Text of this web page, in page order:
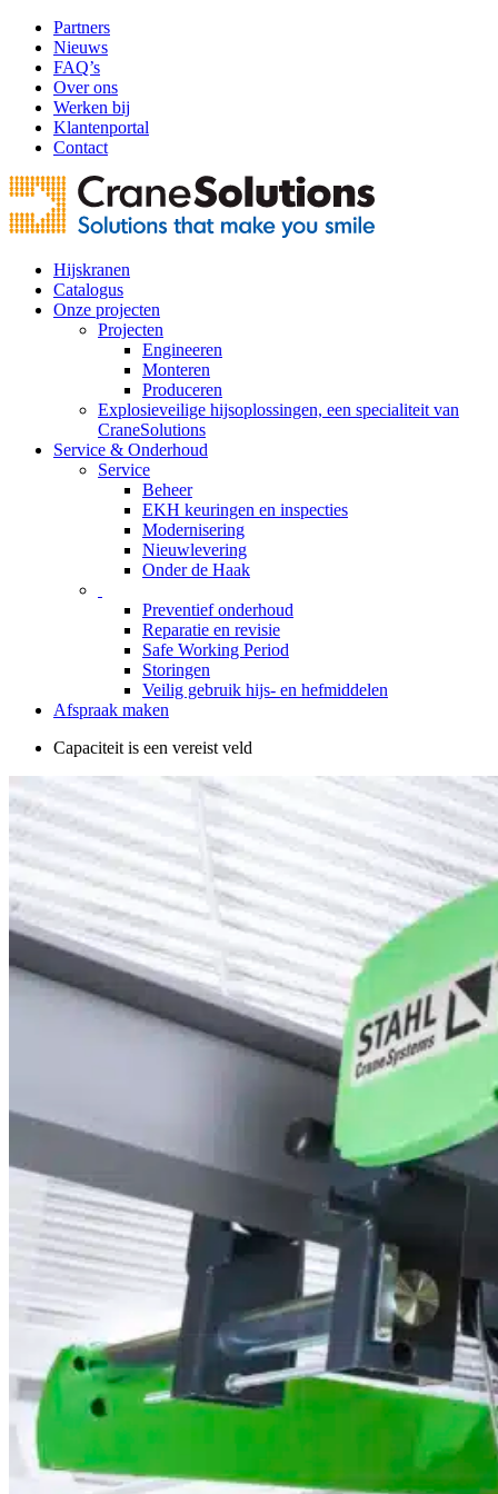
Partners
Nieuws
FAQ’s
Over ons
Werken bij
Klantenportal
Contact
Hijskranen
Catalogus
Onze projecten
Projecten
Engineeren
Monteren
Produceren
Explosieveilige hijsoplossingen, een specialiteit van
CraneSolutions
Service & Onderhoud
Service
Beheer
EKH keuringen en inspecties
Modernisering
Nieuwlevering
Onder de Haak
Preventief onderhoud
Reparatie en revisie
Safe Working Period
Storingen
Veilig gebruik hijs- en hefmiddelen
Afspraak maken
Capaciteit is een vereist veld